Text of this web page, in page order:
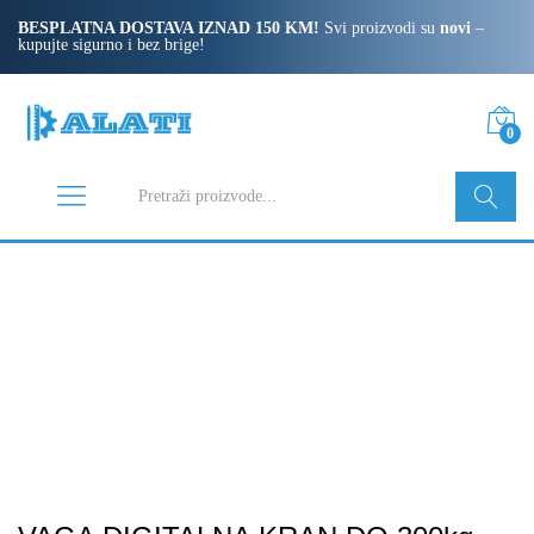
BESPLATNA DOSTAVA IZNAD 150 KM! Svi proizvodi su novi –
kupujte sigurno i bez brige!
0
Pretraži